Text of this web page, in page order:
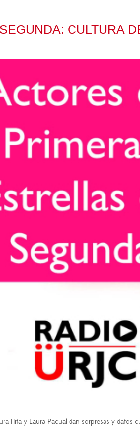
CULTURA
Hita y Laura Pacual dan sorpresas y datos